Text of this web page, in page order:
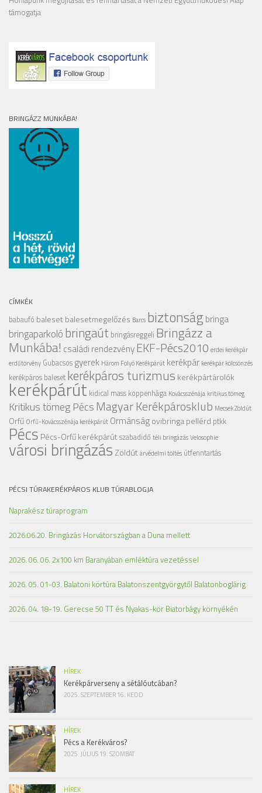
támogatja
BRINGÁZZ MUNKÁBA!
CÍMKÉK
babaufó balesetbalesetmegelőzés Barcs biztonságbringa
bringaparkolóbringaút bringásreggeli Bringázz a
Munkába! családi rendezvényEKF-Pécs2010 erdei kerékpár
erdőtörvény Gubacsos gyerek Három Folyó Kerékpárút kerékpár kerékpár kölcsönzés
kerékpáros baleset kerékpáros turizmus kerékpártárolók
kerékpárút kidical mass koppenhága Kovácsszénája kritikus tömeg
Kritikus tömeg PécsMagyar Kerékpárosklub Mecsek Zöldút
Orfű Orfű-Kovácsszénája kerékpárút Ormánságovibringapellérd ptkk
Pécs Pécs-Orfű kerékpárútszabadidő téli bringázásVelosophie
városi bringázás Zöldútárvédelmi töltés útfenntartás
PÉCSI TÚRAKERÉKPÁROS KLUB TÚRABLOGJA
Naprakész túraprogram
2026.06.20. Bringázás Horvátországban a Duna mellett
2026. 06. 06. 2x100 km Baranyában emléktúra vezetéssel
2026. 05. 01-03. Balatoni körtúra Balatonszentgyörgytől Balatonboglárig
2026. 04. 18-19. Gerecse 50 TT és Nyakas-kör Biatorbágy környékén
HÍREK
Kerékpárverseny a sétálóutcában?
2025. SZEPTEMBER 16. KEDD
HÍREK
Pécs a Kerékváros?
2025. JÚLIUS 19. SZOMBAT
HÍREK